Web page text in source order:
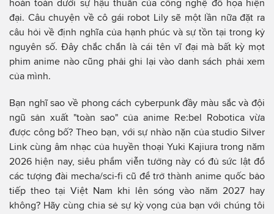
hoàn toàn dưới sự hậu thuẫn của công nghệ đồ họa hiện
đại. Câu chuyện về cô gái robot Lily sẽ một lần nữa đặt ra
câu hỏi về định nghĩa của hạnh phúc và sự tồn tại trong kỷ
nguyên số. Đây chắc chắn là cái tên vĩ đại mà bất kỳ mọt
phim anime nào cũng phải ghi lại vào danh sách phải xem
của mình.
Bạn nghĩ sao về phong cách cyberpunk đầy màu sắc và đội
ngũ sản xuất "toàn sao" của anime Re:bel Robotica vừa
được công bố? Theo bạn, với sự nhào nặn của studio Silver
Link cùng âm nhạc của huyền thoại Yuki Kajiura trong năm
2026 hiện nay, siêu phẩm viễn tưởng này có đủ sức lật đổ
các tượng đài mecha/sci-fi cũ để trở thành anime quốc bảo
tiếp theo tại Việt Nam khi lên sóng vào năm 2027 hay
không? Hãy cùng chia sẻ sự kỳ vọng của bạn với chúng tôi